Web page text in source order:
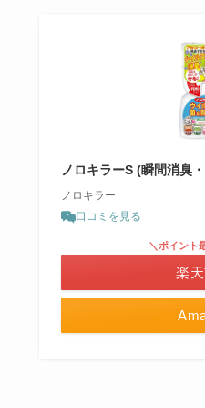
ノロキラーS (瞬間消臭
ノロキラー
口コミを見る
＼ポイント
楽